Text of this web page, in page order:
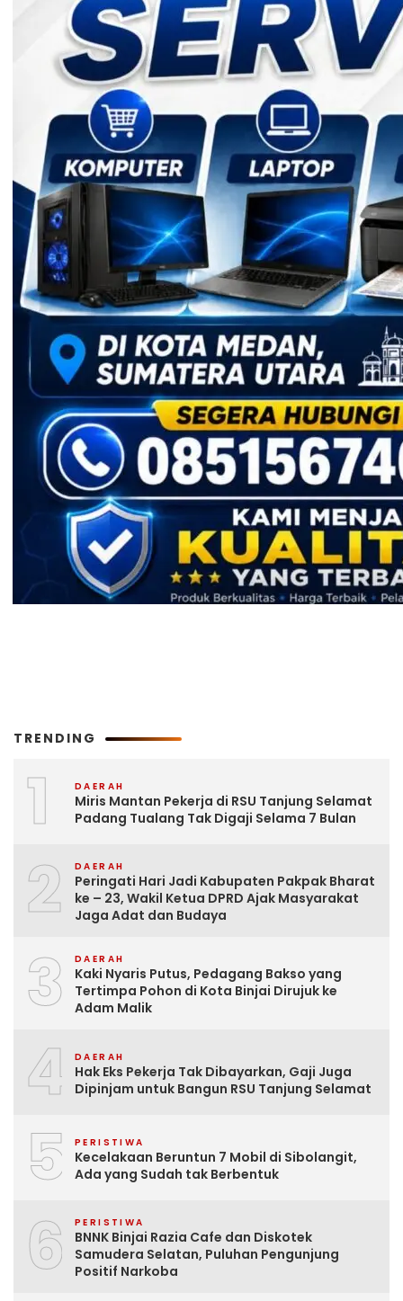
TRENDING
1 DAERAH
Miris Mantan Pekerja di RSU Tanjung Selamat
Padang Tualang Tak Digaji Selama 7 Bulan
2 DAERAH
Peringati Hari Jadi Kabupaten Pakpak Bharat
ke – 23, Wakil Ketua DPRD Ajak Masyarakat
Jaga Adat dan Budaya
3 DAERAH
Kaki Nyaris Putus, Pedagang Bakso yang
Tertimpa Pohon di Kota Binjai Dirujuk ke
Adam Malik
4 DAERAH
Hak Eks Pekerja Tak Dibayarkan, Gaji Juga
Dipinjam untuk Bangun RSU Tanjung Selamat
5 PERISTIWA
Kecelakaan Beruntun 7 Mobil di Sibolangit,
Ada yang Sudah tak Berbentuk
6 PERISTIWA
BNNK Binjai Razia Cafe dan Diskotek
Samudera Selatan, Puluhan Pengunjung
Positif Narkoba